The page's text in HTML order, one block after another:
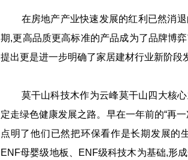
在房地产产业快速发展的红利已然消退
期,更高品质更高标准的产品成为了品牌博
提出更是进一步明确了家居建材行业新阶段
莫干山科技木作为云峰莫干山四大核心
定走绿色健康发展之路。早在一年前的“再
点明了他们已然把环保看作是长期发展的
ENF母婴级地板、ENF级科技木为基础,形